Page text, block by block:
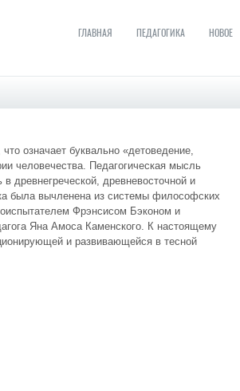
ГЛАВНАЯ ПЕДАГОГИКА НОВОЕ
означает буквально «детоведение,
человечества. Педагогическая мысль
древнегреческой, древневосточной и
была вычленена из системы философских
Фрэнсисом Бэконом и
Яна Амоса Каменского. К настоящему
и развивающейся в тесной